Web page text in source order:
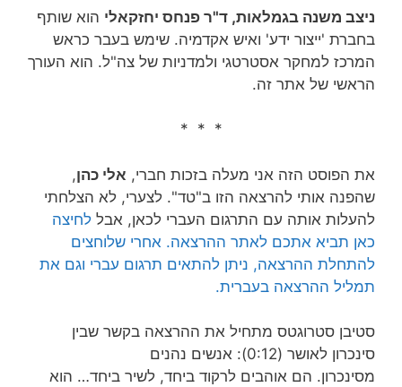
ניצב משנה בגמלאות, ד"ר פנחס יחזקאלי הוא שותף
בחברת 'ייצור ידע' ואיש אקדמיה. שימש בעבר כראש
המרכז למחקר אסטרטגי ולמדניות של צה"ל. הוא העורך
הראשי של אתר זה.
* * *
את הפוסט הזה אני מעלה בזכות חברי, אלי כהן,
שהפנה אותי להרצאה הזו ב"טד". לצערי, לא הצלחתי
להעלות אותה עם התרגום העברי לכאן, אבל לחיצה
כאן תביא אתכם לאתר ההרצאה. אחרי שלוחצים
להתחלת ההרצאה, ניתן להתאים תרגום עברי וגם את
תמליל ההרצאה בעברית.
סטיבן סטרוגטס מתחיל את ההרצאה בקשר שבין
סינכרון לאושר (0:12): אנשים נה
נים
מסינכרון. הם אוהבים לרקוד ביחד, לשיר ביחד… הוא